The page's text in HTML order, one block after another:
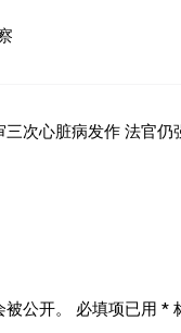
三次心脏病发作 法官仍
公开。 必填项已用 *